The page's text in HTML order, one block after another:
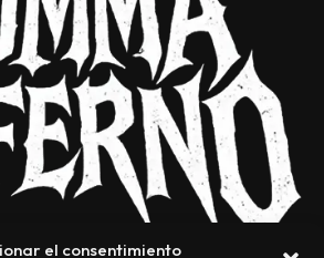
el consentimiento